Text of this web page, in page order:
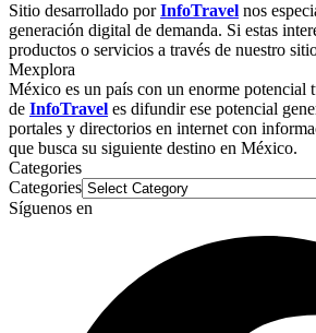
Sitio desarrollado porInfoTravel nos
generación digital de demanda. Si estas
productos o servicios a través de nuestro
Mexplora
México es un país con un enorme potencial
de InfoTravel es difundir ese potencial
portales y directorios en internet con
que busca su siguiente destino en México.
Categories
Categories
Síguenos en